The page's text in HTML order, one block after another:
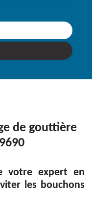
de gouttière
votre expert en
les bouchons